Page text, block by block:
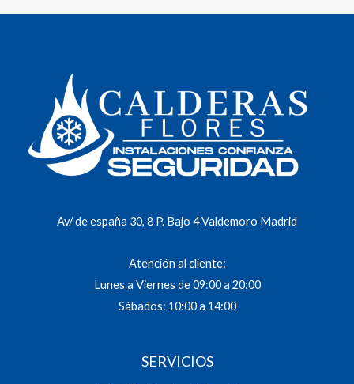
Av/ de españa 30, 8 P. Bajo 4 Valdemoro Madrid
Atención al cliente:
Lunes a Viernes de 09:00 a 20:00
Sábados: 10:00 a 14:00
SERVICIOS